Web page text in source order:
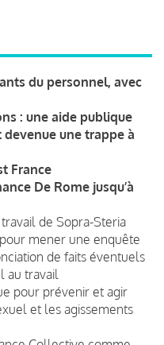
du personnel, avec
: une aide publique
une trappe à
France
De Rome jusqu’à
de Sopra-Steria
mener une enquête
de faits éventuels
au travail
pour prévenir et agir
et les agissements